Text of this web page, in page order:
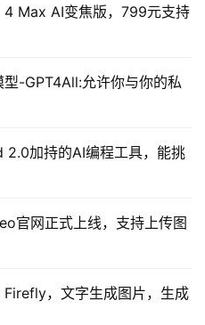
4 Max AI变焦版，799元支持
-GPT4All:允许你与你的私
2.0加持的AI编程工具，能挑
官网正式上线，支持上传图
，文字生成图片，生成